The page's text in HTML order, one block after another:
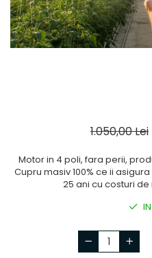
1.050,00 Lei
Motor in 4 poli, fara perii,
Cupru masiv 100% ce ii
25 ani cu costuri